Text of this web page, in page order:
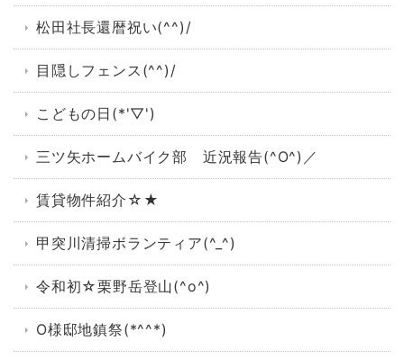
松田社長還暦祝い(^^)/
目隠しフェンス(^^)/
こどもの日(*'▽')
三ツ矢ホームバイク部 近況報告(^O^)／
賃貸物件紹介☆★
甲突川清掃ボランティア(^_^)
令和初☆栗野岳登山(^o^)
O様邸地鎮祭(*^^*)